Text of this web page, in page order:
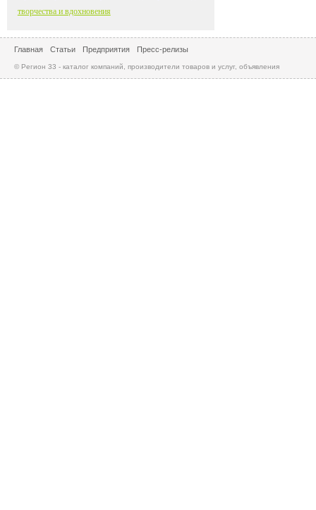
творчества и вдохновения
Главная Статьи Предприятия Пресс-релизы
© Регион 33 - каталог компаний, производители товаров и услуг, объявления